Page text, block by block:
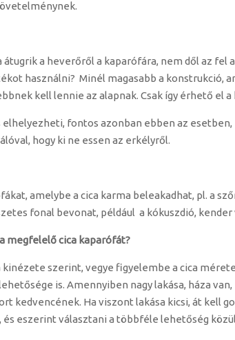
átugrik a heverőről a kaparófára, nem dől az fel
használni? Minél magasabb a konstrukció,
kell lennie az alapnak. Csak így érhető el
fontos azonban ebben az esetben,
hogy ki ne essen az erkélyről.
amelybe a cica karma beleakadhat, pl. a
fonal bevonat, például a kókuszdió, kender
megfelelő cica kaparófát?
kinézete szerint, vegye figyelembe a cica
is. Amennyiben nagy lakása, háza van,
kedvencének. Ha viszont lakása kicsi, át kell
eszerint választani a többféle lehetőség